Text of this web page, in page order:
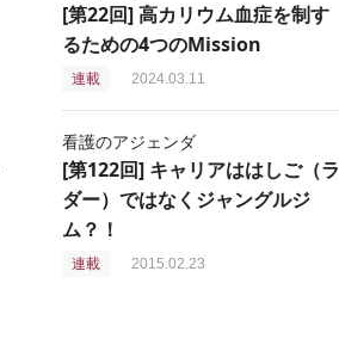
[第22回] 高カリウム血症を制す
るための4つのMission
連載 2024.03.11
看護のアジェンダ
[第122回] キャリアははしご（ラ
ダー）ではなくジャングルジ
ム？！
連載 2015.02.23